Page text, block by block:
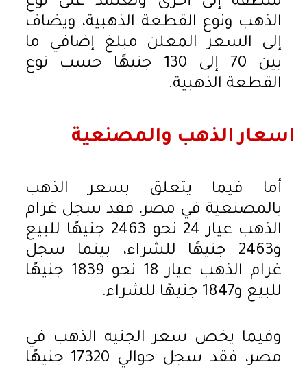
الذهب ونوع القطعة الذهبية، ويضاف
إلى السعر المعلن مبلغ إضافي ما
بين 70 إلى 130 جنيهًا حسب نوع
القطعة الذهبية.
اسعار الذهب والمصنعية
أما فيما يتعلق بسعر الذهب
بالمصنعية في مصر، فقد سجل غرام
الذهب عيار 24 نحو 2463 جنيهًا للبيع
و2463 جنيهًا للشراء، بينما سجل
غرام الذهب عيار 18 نحو 1839 جنيهًا
للبيع و1847 جنيهًا للشراء.
وفيما يخص سعر الجنيه الذهب في
مصر، فقد سجل حوالي 17320 جنيهًا